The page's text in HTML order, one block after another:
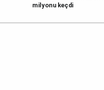
milyonu keçdi